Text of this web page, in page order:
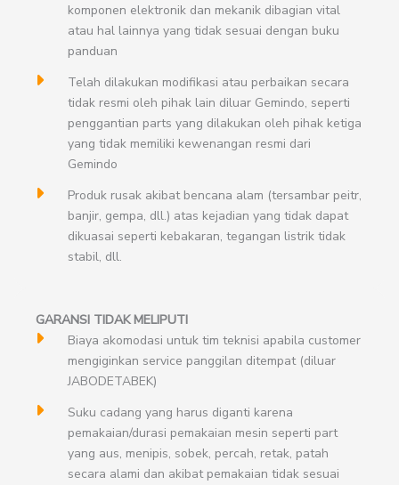
komponen elektronik dan mekanik dibagian vital
atau hal lainnya yang tidak sesuai dengan buku
panduan
Telah dilakukan modifikasi atau perbaikan secara
tidak resmi oleh pihak lain diluar Gemindo, seperti
penggantian parts yang dilakukan oleh pihak ketiga
yang tidak memiliki kewenangan resmi dari
Gemindo
Produk rusak akibat bencana alam (tersambar peitr,
banjir, gempa, dll.) atas kejadian yang tidak dapat
dikuasai seperti kebakaran, tegangan listrik tidak
stabil, dll.
GARANSI TIDAK MELIPUTI
Biaya akomodasi untuk tim teknisi apabila customer
mengiginkan service panggilan ditempat (diluar
JABODETABEK)
Suku cadang yang harus diganti karena
pemakaian/durasi pemakaian mesin seperti part
yang aus, menipis, sobek, percah, retak, patah
secara alami dan akibat pemakaian tidak sesuai